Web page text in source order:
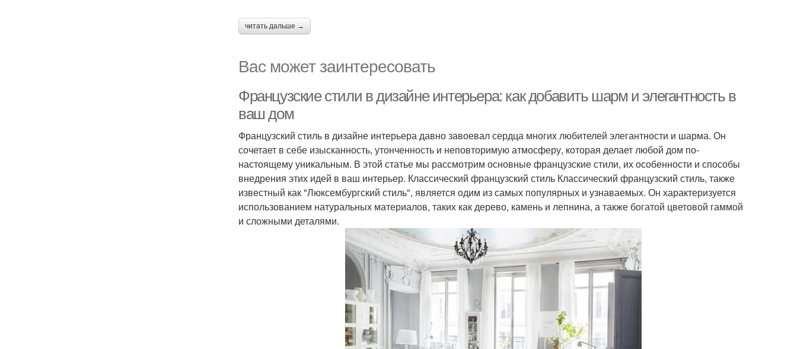
читать дальше →
Вас может заинтересовать
Французские стили в дизайне интерьера: как добавить шарм и элегантность в
ваш дом
Французский стиль в дизайне интерьера давно завоевал сердца многих любителей элегантности и шарма. Он
сочетает в себе изысканность, утонченность и неповторимую атмосферу, которая делает любой дом по-
настоящему уникальным. В этой статье мы рассмотрим основные французские стили, их особенности и способы
внедрения этих идей в ваш интерьер. Классический французский стиль Классический французский стиль, также
известный как "Люксембургский стиль", является одим из самых популярных и узнаваемых. Он характеризуется
использованием натуральных материалов, таких как дерево, камень и лепнина, а также богатой цветовой гаммой
и сложными деталями.